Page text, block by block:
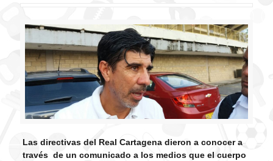
Las directivas del Real Cartagena dieron a conocer a
través de un comunicado a los medios que el cuerpo